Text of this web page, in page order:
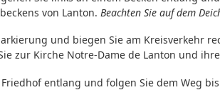
von Lanton. Beachten Sie auf dem
und biegen Sie am Kreisverkehr
zur Kirche Notre-Dame de Lanton und
entlang und folgen Sie dem Weg